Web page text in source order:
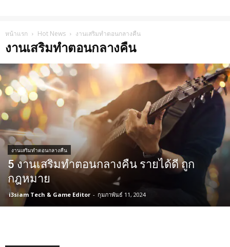
หน้าแรก Hot News งานเสริมทำตอนกลางคืน
งานเสริมทำตอนกลางคืน
งานเสริมทำตอนกลางคืน
5 งานเสริมทำตอนกลางคืน รายได้ดี ถูก
กฎหมาย
i3siam Tech & Game Editor - กุมภาพันธ์ 11, 2024